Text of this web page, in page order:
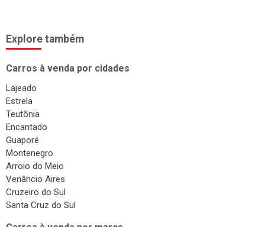
Explore também
Carros à venda por cidades
Lajeado
Estrela
Teutônia
Encantado
Guaporé
Montenegro
Arroio do Meio
Venâncio Aires
Cruzeiro do Sul
Santa Cruz do Sul